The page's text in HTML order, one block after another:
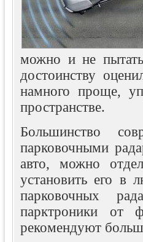
можно и не
достоинству
намного проще,
пространстве.
Большинство
парковочными
авто, можно
установить его в
парковочных
парктроники от
рекомендуют